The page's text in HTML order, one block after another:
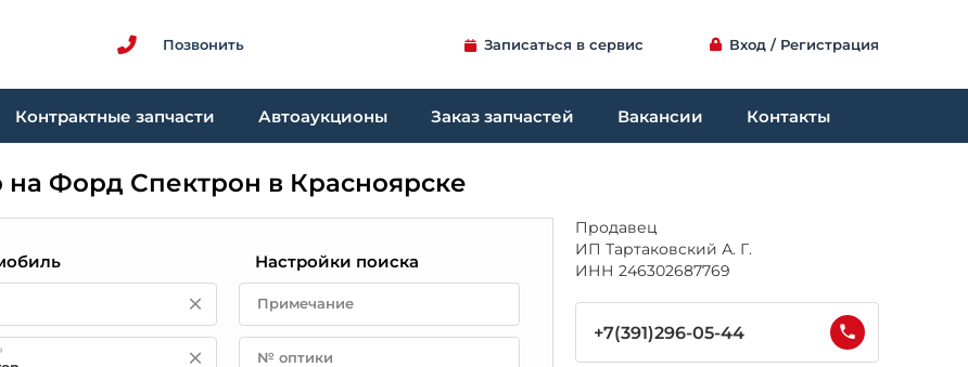
Позвонить Записаться в сервис Вход / Регистрация
Контрактные запчасти Автоаукционы Заказ запчастей Вакансии Контакты
на Форд Спектрон в Красноярске
Настройки поиска
Примечание
№ оптики
Продавец
ИП Тартаковский А. Г.
ИНН 246302687769
+7(391)296-05-44